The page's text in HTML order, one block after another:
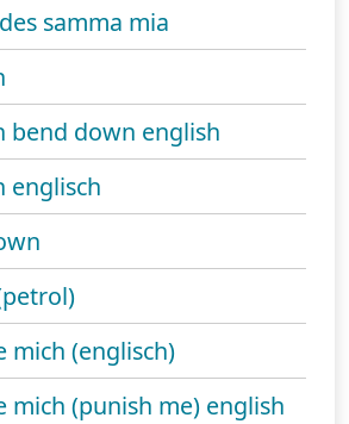
samma mia
bend down english
englisch
mich (englisch)
mich (punish me) english